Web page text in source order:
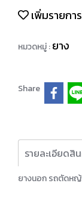
เพิ่มรายกา
หมวดหมู่ :ยาง
Share
รายละเอียดสิ
ยางนอก รถตัดหญ้า